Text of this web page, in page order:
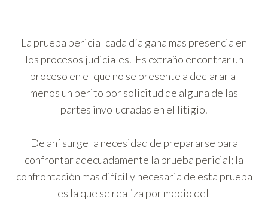
La prueba pericial cada día gana mas presencia en
los procesos judiciales. Es extraño encontrar un
proceso en el que no se presente a declarar al
menos un perito por solicitud de alguna de las
partes involucradas en el litigio.
De ahí surge la necesidad de prepararse para
confrontar adecuadamente la prueba pericial; la
confrontación mas difícil y necesaria de esta prueba
es la que se realiza por medio del